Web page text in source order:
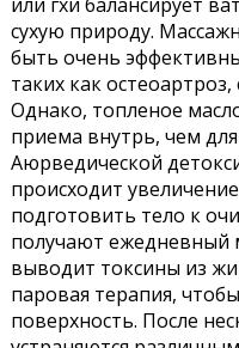
или гхи балансирует
сухую природу.
быть очень
таких как
Однако, топленое
приема внутрь, чем
Аюрведической
происходит
подготовить тело к
получают ежедневный
выводит токсины из
паровая терапия,
поверхность. После